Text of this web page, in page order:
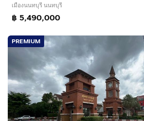
เมืองนนทบุรี นนทบุรี
฿ 5,490,000
PREMIUM